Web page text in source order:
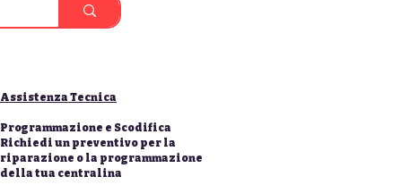
Assistenza Tecnica
Programmazione e Scodifica
Richiedi un preventivo per la
riparazione o la programmazione
della tua centralina